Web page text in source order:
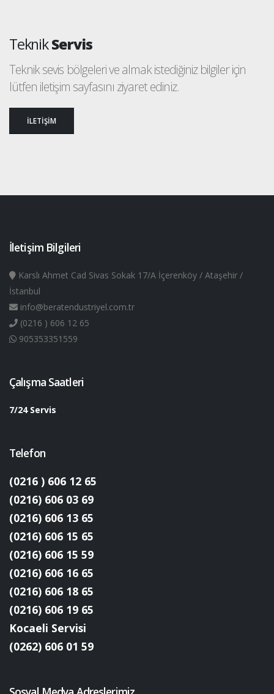
TeknikServis
Teknik sevis bölgeleri ve almak istediğiniz bilgiler için
lütfen iletişim sayfasını ziyaret ediniz.
İLETİŞİM
İletişim Bilgileri
Karslı Ahmet Cad Sivas Sokak 17/A İçerenköy / Ataşehir /
İstanbul
info@beratendustriyel.com.tr
(0216 ) 606 12 65
905353351559
Çalışma Saatleri
7/24 Servis
Telefon
(0216 ) 606 12 65
(0216) 606 03 69
(0216) 606 13 65
(0216) 606 15 65
(0216) 606 15 59
(0216) 606 16 65
(0216) 606 18 65
(0216) 606 19 65
Kocaeli Servisi
(0262) 606 01 59